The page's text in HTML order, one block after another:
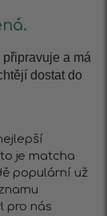
a má
dostat do
je matcha
populární už
pro nás